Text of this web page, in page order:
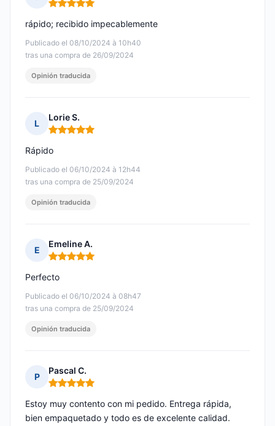
Nota: 5 de 5
Publicado el 08/10/2024 à 10h40
tras una compra de 26/09/2024
rápido; recibido impecablemente
Opinión traducida
L
Lorie S.
Nota: 5 de 5
Publicado el 06/10/2024 à 12h44
tras una compra de 25/09/2024
Rápido
Opinión traducida
E
Emeline A.
Nota: 5 de 5
Publicado el 06/10/2024 à 08h47
tras una compra de 25/09/2024
Perfecto
Opinión traducida
P
Pascal C.
Nota: 5 de 5
Estoy muy contento con mi pedido. Entrega rápida,
bien empaquetado y todo es de excelente calidad.